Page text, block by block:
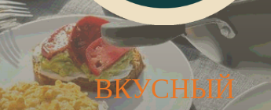
ВКУСНЫЙ